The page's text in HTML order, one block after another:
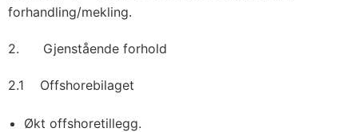
forhandling/mekling.
2. Gjenstående forhold
2.1 Offshorebilaget
Økt offshoretillegg.